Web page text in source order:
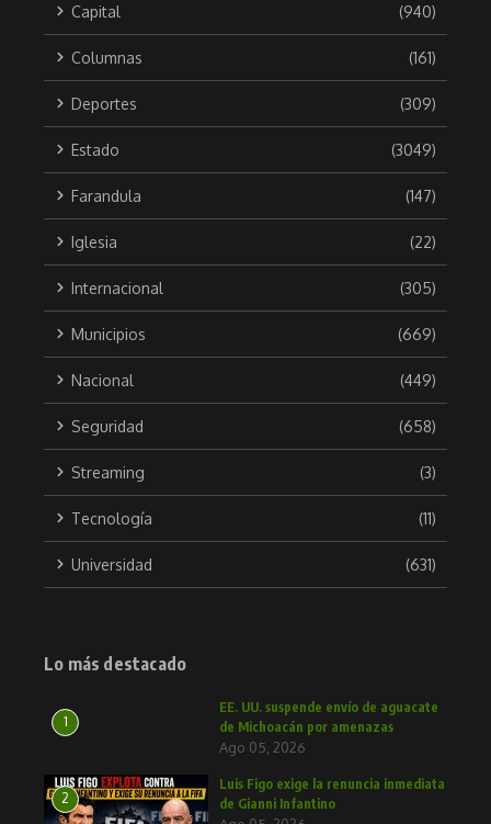
Capital (940)
Columnas (161)
Deportes (309)
Estado (3049)
Farandula (147)
Iglesia (22)
Internacional (305)
Municipios (669)
Nacional (449)
Seguridad (658)
Streaming (3)
Tecnología (11)
Universidad (631)
Lo más destacado
1
EE. UU. suspende envío de aguacate
de Michoacán por amenazas
Ago 05, 2026
2
Luis Figo exige la renuncia inmediata
de Gianni Infantino